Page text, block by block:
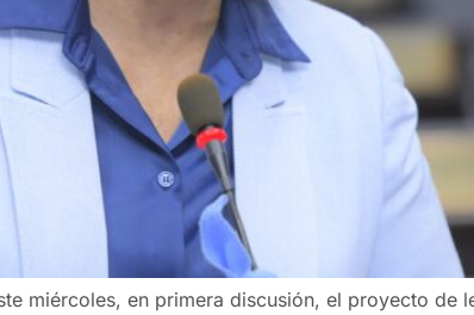
miércoles, en primera discusión, el proyecto de